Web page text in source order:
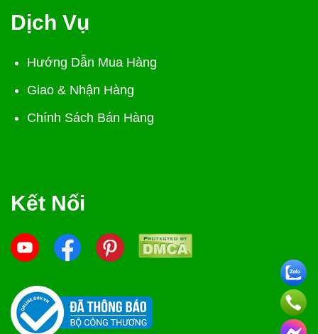
Dịch Vụ
Hướng Dẫn Mua Hàng
Giao & Nhận Hàng
Chính Sách Bán Hàng
Kết Nối